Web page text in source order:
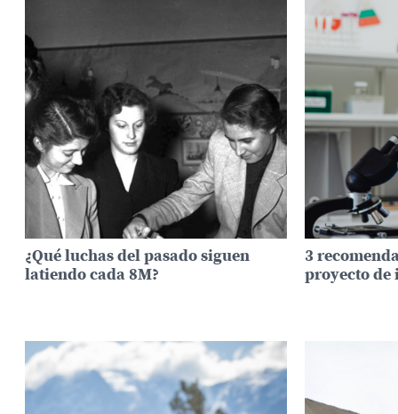
¿Qué luchas del pasado siguen
latiendo cada 8M?
3
proyecto de